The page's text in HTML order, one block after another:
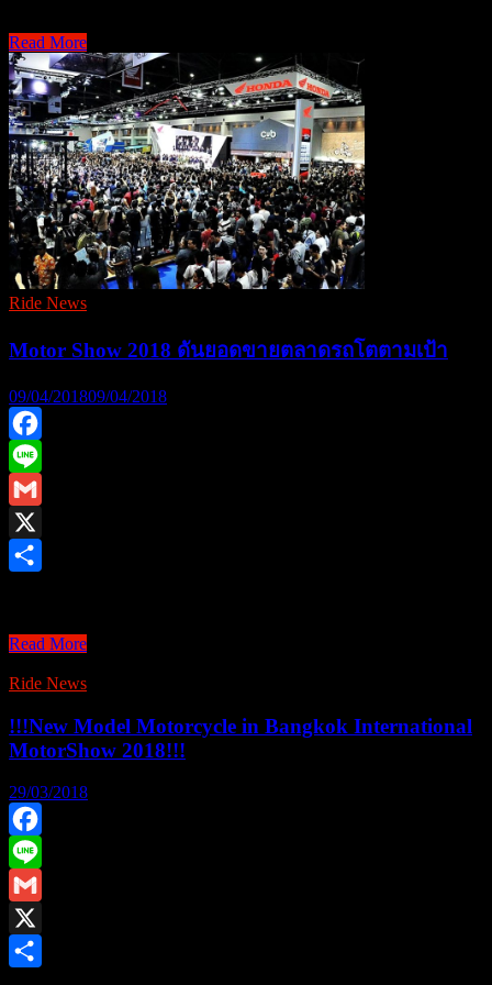
แนะ
5
ทริค
ขี่
มอเตอร์ไซค์
หน้า
ฝน
ให้
ปลอดภัย
“ไท
รอัมพ์
มอ
เต
อร์
ไซ
เคิลส์”
พา
ตะลุย
ดิน
แห่ง
เสน่ห์
เมือง
มา
รา
เกช
ประเทศ
โม
Read More
Ride News
Motor Show 2018 ดันยอดขายตลาดรถโตตามเป้า
09/04/201809/04/2018
Facebook
Line
Gmail
X
Motor
2018
ยอด
ขาย
ตลาด
รถ
โต
ตาม
เป้า
Read More
Ride News
!!!New Model Motorcycle in Bangkok International
MotorShow 2018!!!
29/03/2018
Facebook
Line
Gmail
X